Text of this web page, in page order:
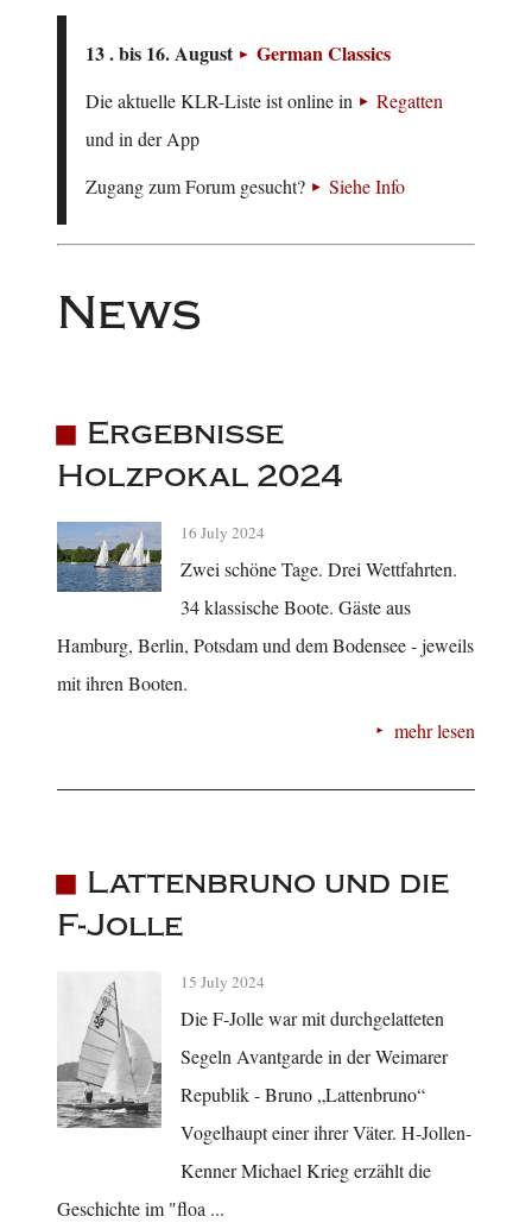
13 . bis 16. August German Classics
Die aktuelle KLR-Liste ist online in
Regatten
und in der App
Zugang zum Forum gesucht?
Siehe Info
News
Ergebnisse
Holzpokal 2024
16 July 2024
Zwei schöne Tage. Drei Wettfahrten.
34 klassische Boote. Gäste aus
Hamburg, Berlin, Potsdam und dem Bodensee - jeweils
mit ihren Booten.
mehr lesen
Lattenbruno und die
F-Jolle
15 July 2024
Die F-Jolle war mit durchgelatteten
Segeln Avantgarde in der Weimarer
Republik - Bruno „Lattenbruno“
Vogelhaupt einer ihrer Väter. H-Jollen-
Kenner Michael Krieg erzählt die
Geschichte im "floa ...